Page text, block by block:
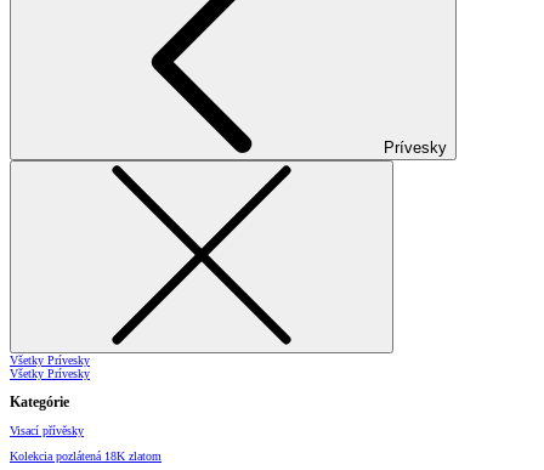
Prívesky
Všetky Prívesky
Všetky Prívesky
Kategórie
Visací přívěsky
Kolekcia pozlátená 18K zlatom